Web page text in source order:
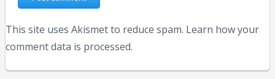
This site uses Akismet to reduce spam. Learn how your
comment data is processed.